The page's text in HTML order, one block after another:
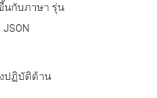
นกับภาษา รุ่น
ปฏิบัติด้าน